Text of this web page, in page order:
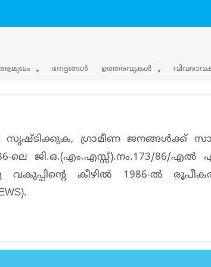
നേട്ടങ്ങള്‍ ഉത്തരവുകള്‍
ഗ്രാമീണ ജനങ്ങള്‍ക്ക്
ലെ ജി.ഒ.(എം.എസ്സ്).നം.173/
കീഴില്‍ 1986-ല്‍